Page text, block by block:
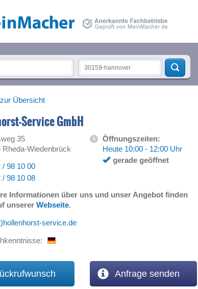
Übersicht
Service GmbH
35
Rheda-Wiedenbrück
/ 98 10 00
/ 98 10 08
Öffnungszeiten:
Heute 10:00 - 12:00 Uhr
gerade geöffnet
Informationen über uns und unser Angebot finden
unserer Webseite.
service.de
Anfrage senden